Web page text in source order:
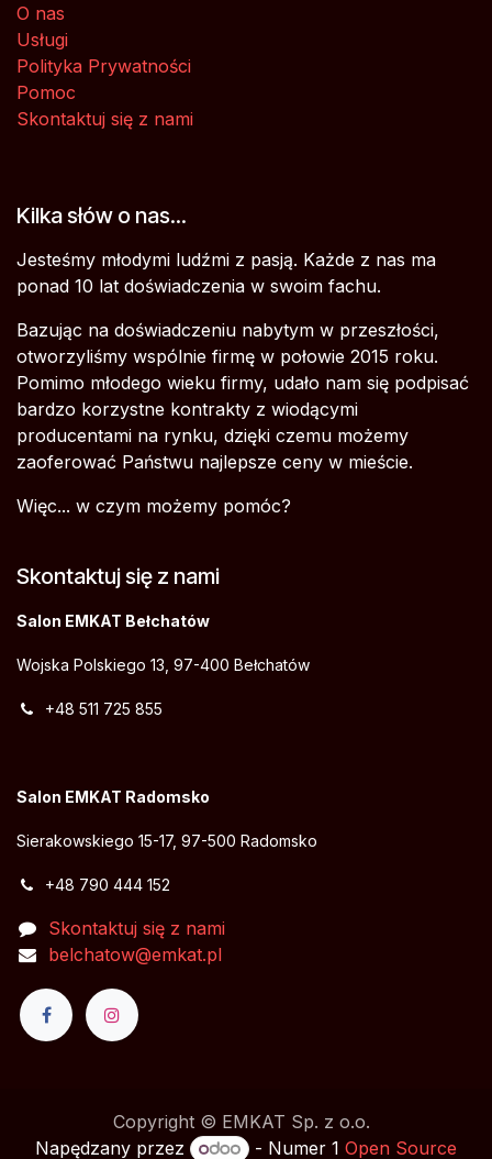
O nas
Usługi
Polityka Prywatności
Pomoc
Skontaktuj się z nami
Kilka słów o nas...
Jesteśmy młodymi ludźmi z pasją. Każde z nas ma
ponad 10 lat doświadczenia w swoim fachu.
Bazując na doświadczeniu nabytym w przeszłości,
otworzyliśmy wspólnie firmę w połowie 2015 roku.
Pomimo młodego wieku firmy, udało nam się podpisać
bardzo korzystne kontrakty z wiodącymi
producentami na rynku, dzięki czemu możemy
zaoferować Państwu najlepsze ceny w mieście.
Więc... w czym możemy pomóc?
Skontaktuj się z nami
Salon EMKAT Bełchatów
Wojska Polskiego 13, 97-400 Bełchatów
+48 511 725 855
Salon EMKAT Radomsko
Sierakowskiego 15-17, 97-500 Radomsko
+48 790 444 152
Skontaktuj się z nami
belchatow@emkat.pl
Copyright © EMKAT Sp. z o.o.
Napędzany przez
- Numer 1Open Source